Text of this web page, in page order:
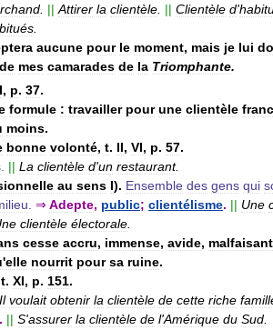
|| Attirer la clientèle || Clientèle d'
aucune pour le moment, mais je lui
de mes camarades de la Triomphante.
, p. 37.
formule : travailler pour une clientèle
moins.
bonne volonté, t. II, VI, p. 57.
. || La clientèle d'un restaurant.
au sens I). Ensemble des gens qui
. ⇒ Adepte, public; clientélisme. || Une
clientèle électorale.
cesse accru, immense, avide, malfaisant
'elle nourrit pour sa ruine.
t. XI, p. 151.
Il voulait obtenir la clientèle de cette riche
. || S'assurer la clientèle de l'Amérique du Sud.